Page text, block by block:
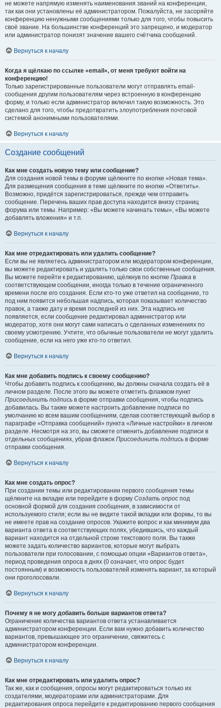
не можете напрямую изменять наименования званий на конференции,
так как они установлены её администратором. Пожалуйста, не засоряйте
конференцию ненужными сообщениями только для того, чтобы повысить
своё звание. На большинстве конференций это запрещено, и модератор
или администратор понизят значение вашего счётчика сообщений.
Вернуться к началу
Когда я щёлкаю по ссылке «email», от меня требуют войти на
конференцию!
Только зарегистрированные пользователи могут отправлять email-
сообщения другим пользователям через встроенную в конференцию
форму, и только если администратор включил такую возможность. Это
сделано для того, чтобы предотвратить злоупотребления почтовой
системой анонимными пользователями.
Вернуться к началу
Создание сообщений
Как мне создать новую тему или сообщение?
Для создания новой темы в форуме щёлкните по кнопке «Новая тема».
Для размещения сообщения в теме щёлкните по кнопке «Ответить».
Возможно, придётся зарегистрироваться, прежде чем отправить
сообщение. Перечень ваших прав доступа находится внизу страниц
форума или темы. Например: «Вы можете начинать темы», «Вы можете
добавлять вложения» и т.п.
Вернуться к началу
Как мне отредактировать или удалить сообщение?
Если вы не являетесь администратором или модератором конференции,
вы можете редактировать и удалять только свои собственные сообщения.
Вы можете перейти к редактированию, щёлкнув по кнопке Правка в
соответствующем сообщении, иногда только в течение ограниченного
времени после его создания. Если кто-то уже ответил на сообщение, то
под ним появится небольшая надпись, которая показывает количество
правок, а также дату и время последней из них. Эта надпись не
появляется, если сообщение редактировал администратор или
модератор, хотя они могут сами написать о сделанных изменениях по
своему усмотрению. Учтите, что обычные пользователи не могут удалить
сообщение, если на него уже кто-то ответил.
Вернуться к началу
Как мне добавить подпись к своему сообщению?
Чтобы добавить подпись к сообщению, вы должны сначала создать её в
личном разделе. После этого вы можете отметить флажком пункт
Присоединить подпись в форме отправки сообщения, чтобы подпись
добавилась. Вы также можете настроить добавление подписи по
умолчанию ко всем вашим сообщениям, сделав соответствующий выбор в
параграфе «Отправка сообщений» пункта «Личные настройки» в личном
разделе. Несмотря на это, вы сможете отменить добавление подписи в
отдельных сообщениях, убрав флажок Присоединить подпись в форме
отправки сообщения.
Вернуться к началу
Как мне создать опрос?
При создании темы или редактировании первого сообщения темы
щёлкните на вкладке или перейдите в форму Создать опрос под
основной формой для создания сообщения, в зависимости от
используемого стиля; если вы не видите такой вкладки или формы, то вы
не имеете прав на создание опросов. Укажите вопрос и как минимум два
варианта ответа в соответствующих полях, убедившись, что каждый
вариант находится на отдельной строке текстового поля. Вы также
можете задать количество вариантов, которые могут выбрать
пользователи при голосовании, с помощью опции «Вариантов ответа»,
период проведения опроса в днях (0 означает, что опрос будет
постоянным) и возможность пользователей изменять вариант, за который
они проголосовали.
Вернуться к началу
Почему я не могу добавить больше вариантов ответа?
Ограничение количества вариантов ответа устанавливается
администратором конференции. Если вам нужно добавить количество
вариантов, превышающее это ограничение, свяжитесь с
администратором конференции.
Вернуться к началу
Как мне отредактировать или удалить опрос?
Так же, как и сообщения, опросы могут редактироваться только их
создателями, модераторами или администраторами. Для
редактирования опроса перейдите к редактированию первого сообщения